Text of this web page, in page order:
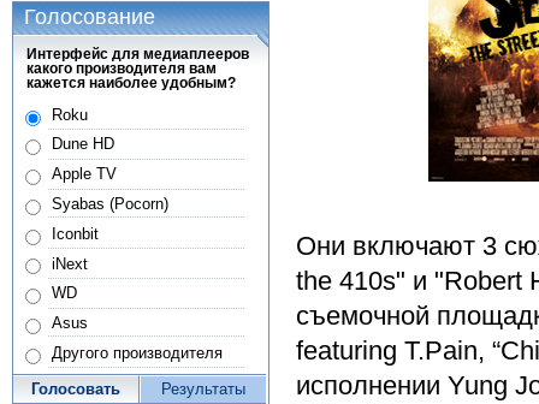
Они включают 3
the 410s" и "Robert
съемочной
featuring T.Pain,
исполнении Yung
Голосование
Интерфейс для медиаплееров
какого производителя вам
кажется наиболее удобным?
Roku
Dune HD
Apple TV
Syabas (Pocorn)
Iconbit
iNext
WD
Asus
Другого производителя
Голосовать Результаты